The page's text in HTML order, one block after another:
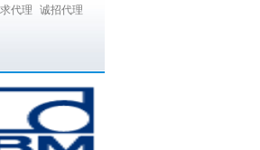
代理 诚招代理